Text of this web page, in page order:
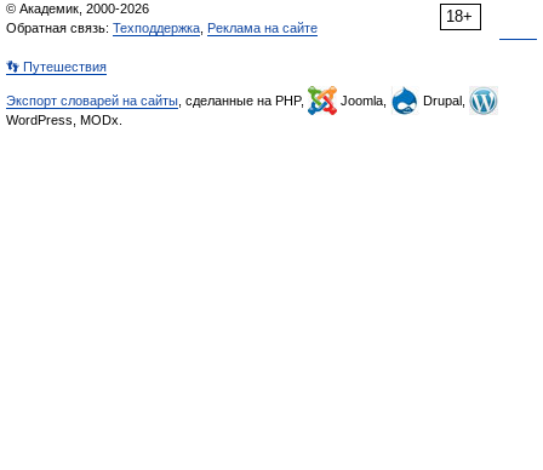
18+
© Академик, 2000-2026
Обратная связь: Техподдержка Реклама на сайте
👣 Путешествия
Экспорт словарей на сайты , сделанные на PHP, Joomla,
Drupal,
WordPress, MODx.